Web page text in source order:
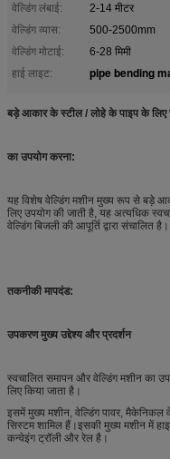
वेल्डिंग लंबाई:
2-14 मीटर
वेल्डिंग व्यास:
500-2500mm
वेल्डिंग मोटाई:
6-28 मिमी
हाई लाइट:
pipe bending
बड़े आकार के स्टील / लोहे के पाइप के लिए
का उपयोग करना:
यह विशेष वेल्डिंग मशीन मुख्य रूप से बड़े
लिए उपयोग की जाती है, यह अत्यधिक
वेल्डिंग बिजली की आपूर्ति द्वारा संचालित है।
तकनीकी मापदंड:
उपकरण मुख्य उद्देश्य और प्रदर्शन
स्वचालित समापन और वेल्डिंग मशीन का
लिए किया जाता है।
इसमें मुख्य मशीन, वेल्डिंग पावर,
सिस्टम शामिल हैं।इसकी मुख्य मशीन में
कन्वेइंग ट्रॉली और रेल है।